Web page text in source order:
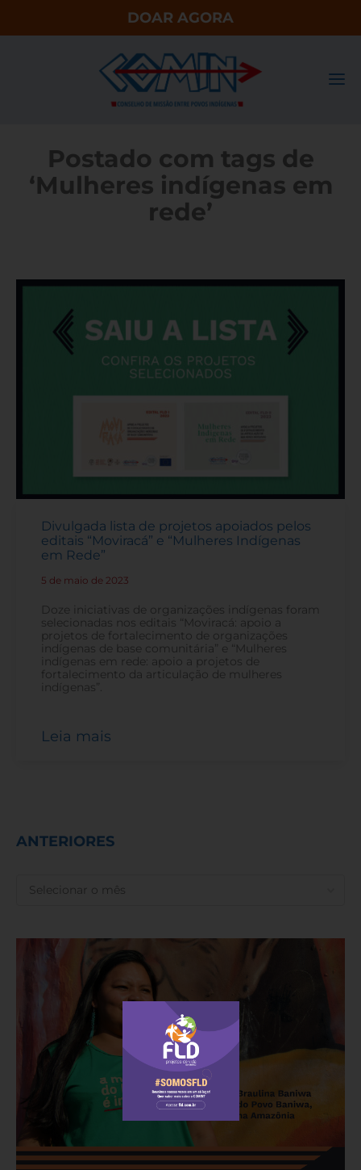
DOAR AGORA
Postado com tags de
‘Mulheres indígenas em
rede’
Divulgada lista de projetos apoiados pelos
editais “Moviracá” e “Mulheres Indígenas
em Rede”
5 de maio de 2023
Doze iniciativas de organizações indígenas foram
selecionadas nos editais “Moviracá: apoio a
projetos de fortalecimento de organizações
indígenas de base comunitária” e “Mulheres
indígenas em rede: apoio a projetos de
fortalecimento da articulação de mulheres
indígenas”.
Leia mais
ANTERIORES